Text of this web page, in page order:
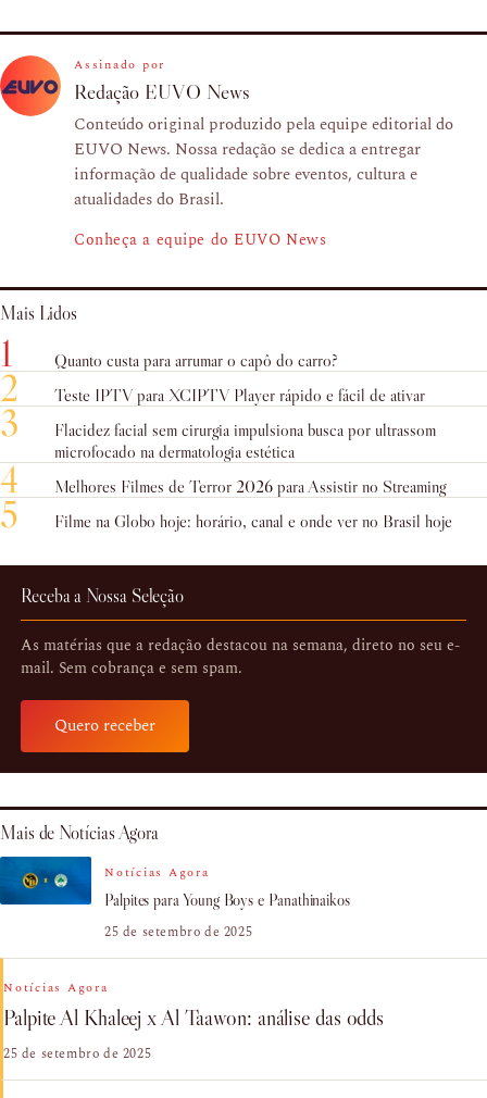
Assinado por
Redação EUVO News
Conteúdo original produzido pela equipe editorial do
EUVO News. Nossa redação se dedica a entregar
informação de qualidade sobre eventos, cultura e
atualidades do Brasil.
Conheça a equipe do EUVO News
Mais Lidos
1 Quanto custa para arrumar o capô do carro?
2 Teste IPTV para XCIPTV Player rápido e fácil de ativar
3
Flacidez facial sem cirurgia impulsiona busca por ultrassom
microfocado na dermatologia estética
4 Melhores Filmes de Terror 2026 para Assistir no Streaming
5 Filme na Globo hoje: horário, canal e onde ver no Brasil hoje
Receba a Nossa Seleção
As matérias que a redação destacou na semana, direto no seu e-
mail. Sem cobrança e sem spam.
Quero receber
Mais de Notícias Agora
Notícias Agora
Palpites para Young Boys e Panathinaikos
25 de setembro de 2025
Notícias Agora
Palpite Al Khaleej x Al Taawon: análise das odds
25 de setembro de 2025